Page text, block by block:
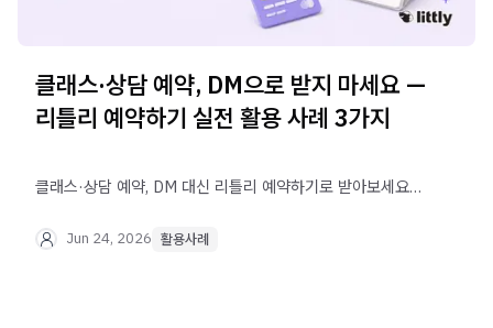
클래스·상담 예약, DM으로 받지 마세요 —
리틀리 예약하기 실전 활용 사례 3가지
클래스·상담 예약, DM 대신 리틀리 예약하기로 받아보세요.
관리까지 실제 활용 사례 3가지로 확인할 수 있어요.
Jun 24, 2026 활용사례